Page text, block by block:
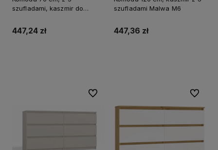
szufladami, kaszmir do
447,24 zł
szufladami Malwa M6
447,36 zł
Do ulubionych Do